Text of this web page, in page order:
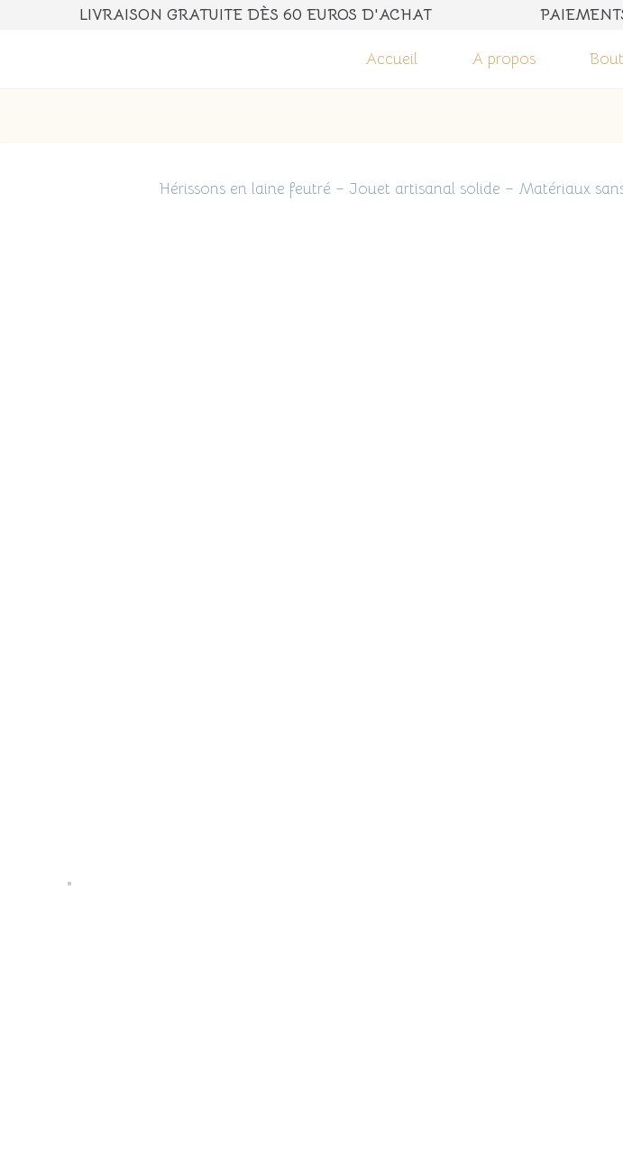
LIVRAISON GRATUITE DÈS 60 EUROS D'ACHAT
Accueil A propos
Hérissons en laine feutré – Jouet artisanal solide – Matériaux